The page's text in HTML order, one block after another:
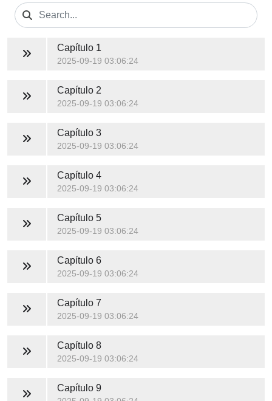
Capítulo 1
2025-09-19 03:06:24
Capítulo 2
2025-09-19 03:06:24
Capítulo 3
2025-09-19 03:06:24
Capítulo 4
2025-09-19 03:06:24
Capítulo 5
2025-09-19 03:06:24
Capítulo 6
2025-09-19 03:06:24
Capítulo 7
2025-09-19 03:06:24
Capítulo 8
2025-09-19 03:06:24
Capítulo 9